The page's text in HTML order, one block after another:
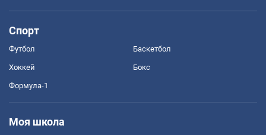
Спорт
Футбол Баскетбол
Хоккей Бокс
Формула-1
Моя школа